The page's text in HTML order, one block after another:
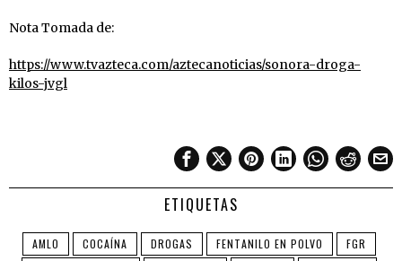
Nota Tomada de:
https://www.tvazteca.com/aztecanoticias/sonora-droga-
kilos-jvgl
ETIQUETAS
AMLO COCAÍNA DROGAS FENTANILO EN POLVO
FGR